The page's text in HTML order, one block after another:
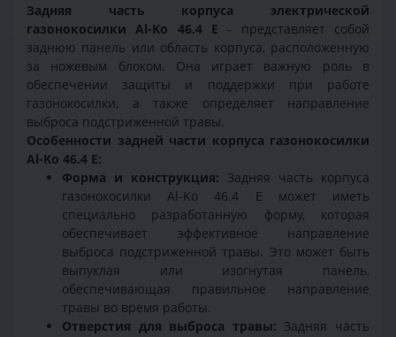
Задняя часть корпуса электрической
газонокосилки Al-Ko 46.4 E - представляет собой
заднюю панель или область корпуса, расположенную
за ножевым блоком. Она играет важную роль в
обеспечении защиты и поддержки при работе
газонокосилки, а также определяет направление
выброса подстриженной травы.
Особенности задней части корпуса газонокосилки
Al-Ko 46.4 E:
Форма и конструкция: Задняя часть корпуса
газонокосилки Al-Ko 46.4 E может иметь
специально разработанную форму, которая
обеспечивает эффективное направление
выброса подстриженной травы. Это может быть
выпуклая или изогнутая панель,
обеспечивающая правильное направление
травы во время работы.
Отверстия для выброса травы: Задняя часть